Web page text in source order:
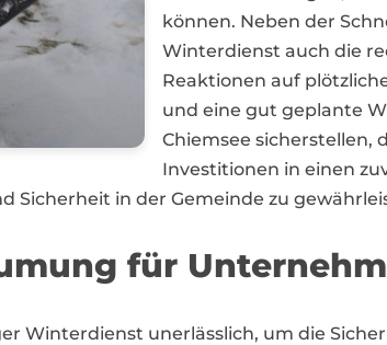
können. Neben der
Winterdienst auch die
Reaktionen auf
und eine gut geplante
Chiemsee sicherstellen,
Investitionen in einen
Sicherheit in der Gemeinde zu
für
Winterdienst unerlässlich, um die